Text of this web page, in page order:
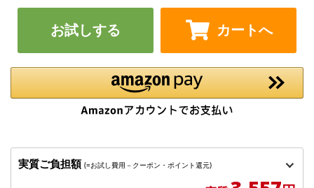
お試しする カートへ
実質ご負担額 (=お試し費用－クーポン・ポイント還元)